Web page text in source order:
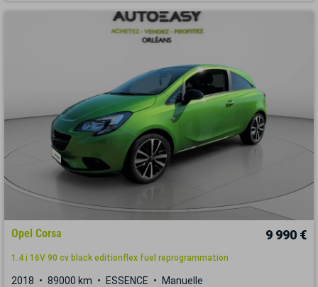
Opel Corsa 9 990 €
1.4 i 16V 90 cv black editionflex fuel reprogrammation
2018 89000 km ESSENCE Manuelle